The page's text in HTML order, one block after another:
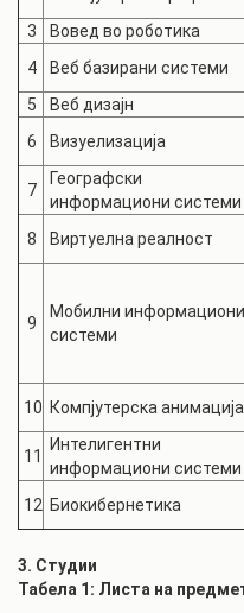
3
Вовед во роботика
4
Веб базирани системи
5
Веб дизајн
6
Визуелизација
7
Географски
информациони системи
8
Виртуелна реалност
9
Мобилни информациони
системи
10 Компјутерска анимација
11
Интелигентни
информациони системи
12 Биокибернетика
3. Студии
Табела 1: Листа на